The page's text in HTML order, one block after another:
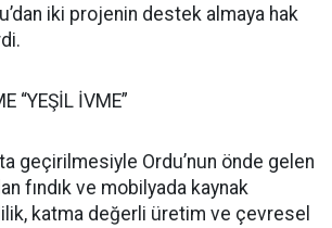
iki projenin destek almaya hak
“YEŞİL İVME”
geçirilmesiyle Ordu’nun önde gelen
fındık ve mobilyada kaynak
katma değerli üretim ve çevresel